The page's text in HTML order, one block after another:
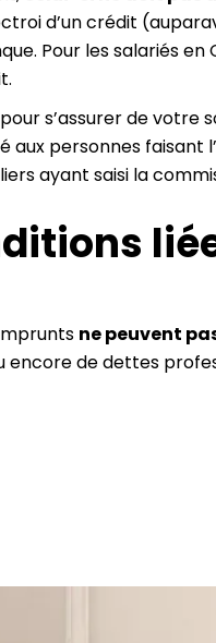
d’un crédit
Pour les salariés
s’assurer de votre
personnes faisant
ayant saisi la
ne peuvent
encore de dettes